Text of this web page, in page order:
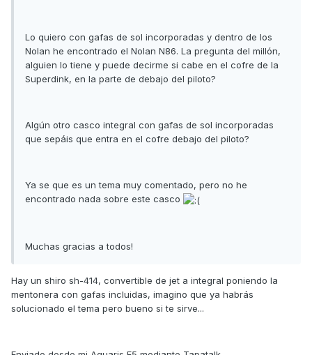
Lo quiero con gafas de sol incorporadas y dentro de los
Nolan he encontrado el Nolan N86. La pregunta del millón,
alguien lo tiene y puede decirme si cabe en el cofre de la
Superdink, en la parte de debajo del piloto?
Algún otro casco integral con gafas de sol incorporadas
que sepáis que entra en el cofre debajo del piloto?
Ya se que es un tema muy comentado, pero no he
encontrado nada sobre este casco
Muchas gracias a todos!
Hay un shiro sh-414, convertible de jet a integral poniendo la
mentonera con gafas incluidas, imagino que ya habrás
solucionado el tema pero bueno si te sirve...